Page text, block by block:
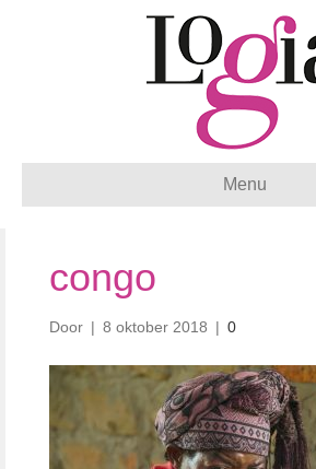
Menu
congo
Door | 8 oktober 2018 | 0